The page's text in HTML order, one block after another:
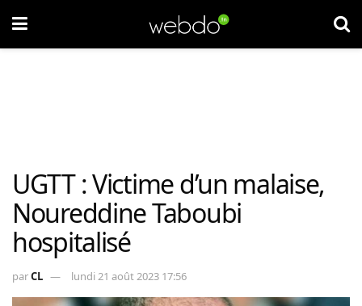
UGTT : Victime d’un malaise,
Noureddine Taboubi
hospitalisé
parCL lundi 21 août 2023 17:56